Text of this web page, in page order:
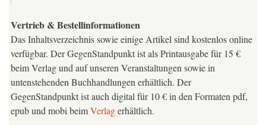
Vertrieb & Bestellinformationen
Das Inhaltsverzeichnis sowie einige Artikel sind kostenlos online
verfügbar. Der GegenStandpunkt ist als Printausgabe für 15 €
beim Verlag und auf unseren Veranstaltungen sowie in
untenstehenden Buchhandlungen erhältlich. Der
GegenStandpunkt ist auch digital für 10 € in den Formaten pdf,
epub und mobi beimVerlagerhältlich.